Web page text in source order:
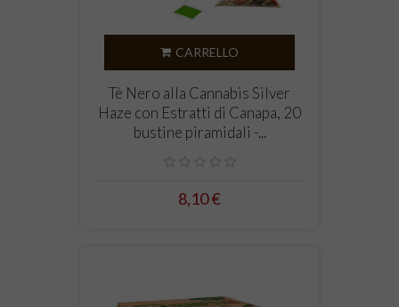
CARRELLO
Tè Nero alla Cannabis Silver
Haze con Estratti di Canapa, 20
bustine piramidali -...
8,10 €